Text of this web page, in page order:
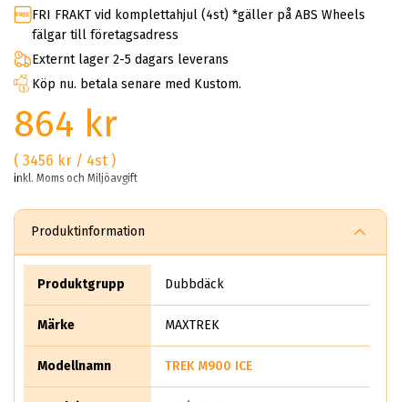
FRI FRAKT vid komplettahjul (4st) *gäller på ABS Wheels
fälgar till företagsadress
Externt lager 2-5 dagars leverans
Köp nu. betala senare med Kustom.
864 kr
( 3456 kr / 4st )
inkl. Moms och Miljöavgift
Produktinformation
Produktgrupp Dubbdäck
Märke MAXTREK
Modellnamn TREK M900 ICE